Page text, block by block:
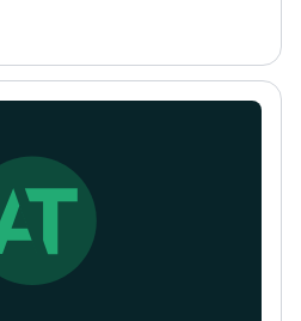
filtrado.